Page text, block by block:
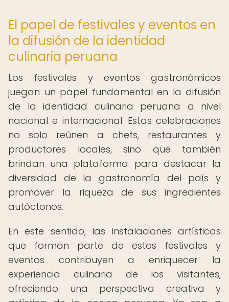
El papel de festivales y eventos en
la difusión de la identidad
culinaria peruana
Los festivales y eventos gastronómicos
juegan un papel fundamental en la difusión
de la identidad culinaria peruana a nivel
nacional e internacional. Estas celebraciones
no solo reúnen a chefs, restaurantes y
productores locales, sino que también
brindan una plataforma para destacar la
diversidad de la gastronomía del país y
promover la riqueza de sus ingredientes
autóctonos.
En este sentido, las instalaciones artísticas
que forman parte de estos festivales y
eventos contribuyen a enriquecer la
experiencia culinaria de los visitantes,
ofreciendo una perspectiva creativa y